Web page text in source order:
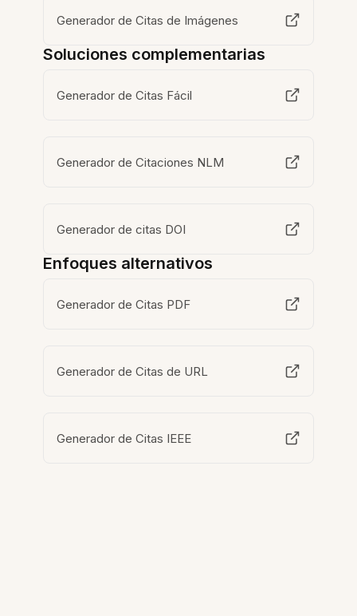
Generador de Citas de Imágenes
Soluciones complementarias
Generador de Citas Fácil
Generador de Citaciones NLM
Generador de citas DOI
Enfoques alternativos
Generador de Citas PDF
Generador de Citas de URL
Generador de Citas IEEE